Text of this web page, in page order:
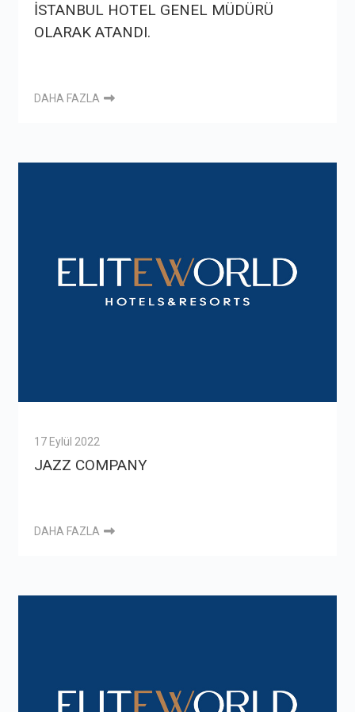
İSTANBUL HOTEL GENEL MÜDÜRÜ
OLARAK ATANDI.
DAHA FAZLA
17 Eylül 2022
JAZZ COMPANY
DAHA FAZLA